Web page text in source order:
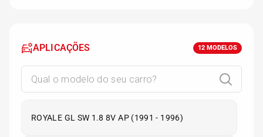
APLICAÇÕES 12 MODELOS
ROYALE GL SW 1.8 8V AP (1991 - 1996)